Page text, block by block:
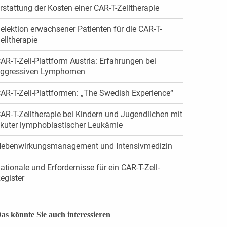
der Kosten einer CAR-T-Zelltherapie
erwachsener Patienten für die CAR-T-
T-Zell-Plattform Austria: Erfahrungen bei
Lymphomen
T-Zell-Plattformen: „The Swedish Experience“
T-Zelltherapie bei Kindern und Jugendlichen mit
lymphoblastischer Leukämie
und Intensivmedizin
und Erfordernisse für ein CAR-T-Zell-
könnte Sie auch interessieren